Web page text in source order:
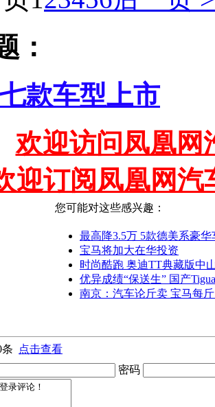
：
款车型上市
欢迎访问凤凰网
迎订阅凤凰网汽
您可能对这些感兴趣：
最高降3.5万 5款德美系豪
宝马将加大在华投资
时尚酷跑 奥迪TT典藏版中
优异成绩“保送生” 国产
南京：汽车论斤卖 宝马每
条
点击查看
密码